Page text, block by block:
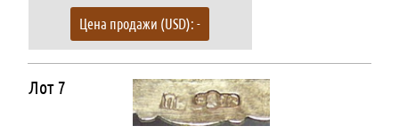
Цена продажи (USD): -
Лот 7